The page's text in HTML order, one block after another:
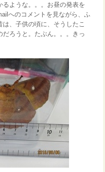
ような。。。お昼の発表を
へのコメントを見ながら、ふ
、子供の頃に、そうしたこ
ろうと。たぶん。。。きっ